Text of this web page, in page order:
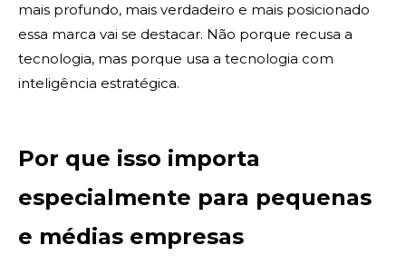
mais profundo, mais verdadeiro e mais posicionado
essa marca vai se destacar. Não porque recusa a
tecnologia, mas porque usa a tecnologia com
inteligência estratégica.
Por que isso importa
especialmente para pequenas
e médias empresas